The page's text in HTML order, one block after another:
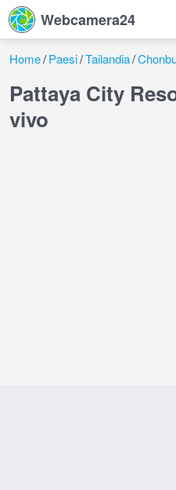
Webcamera24
Home Paesi Tailandia
Pattaya City
vivo